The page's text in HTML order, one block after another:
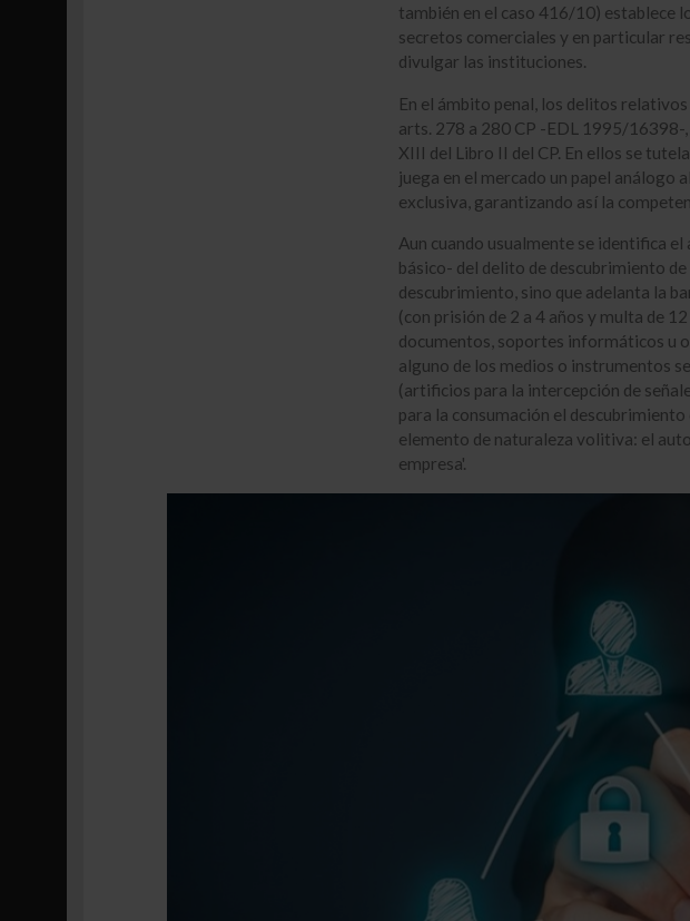
también en el caso 416/10) establece
secretos comerciales y en particular
divulgar las instituciones.
En el ámbito penal, los delitos
arts. 278 a 280 CP -EDL 1995/16398-
XIII del Libro II del CP. En ellos se
juega en el mercado un papel análogo
exclusiva, garantizando así la
Aun cuando usualmente se identifica
básico- del delito de descubrimiento
descubrimiento, sino que adelanta la
(con prisión de 2 a 4 años y multa de
documentos, soportes informáticos u
alguno de los medios o instrumentos
(artificios para la intercepción de
para la consumación el
elemento de naturaleza volitiva: el
empresa'.